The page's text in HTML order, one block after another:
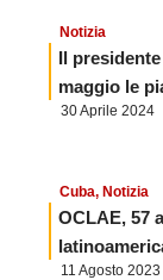
Notizia
Il
maggio le
30 Aprile 2024
Cuba, Notizia
OCLAE, 57
11 Agosto 2023